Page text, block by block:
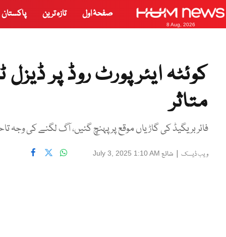
8 Aug, 2026
صفحۂ اول تازہ ترین پاکستان
کوئٹہ ایئرپورٹ روڈ پر
متاثر
فائر بریگیڈ کی گاڑیاں موقع پر پہنچ گئیں، آگ لگنے کی وجہ
ویب ڈیسک | شائع July 3, 2025 1:10 AM